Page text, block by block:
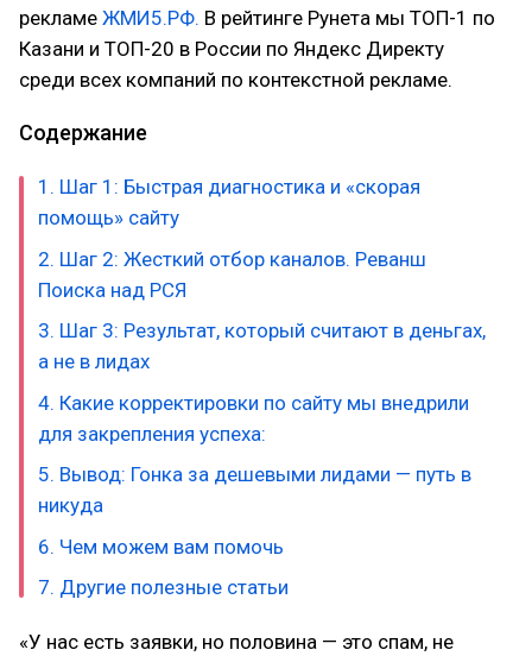
рекламе ЖМИ5.РФ. В рейтинге Рунета мы ТОП-1 по
Казани и ТОП-20 в России по Яндекс Директу
среди всех компаний по контекстной рекламе.
Содержание
1. Шаг 1: Быстрая диагностика и «скорая
помощь» сайту
2. Шаг 2: Жесткий отбор каналов. Реванш
Поиска над РСЯ
3. Шаг 3: Результат, который считают в деньгах,
а не в лидах
4. Какие корректировки по сайту мы внедрили
для закрепления успеха:
5. Вывод: Гонка за дешевыми лидами — путь в
никуда
6. Чем можем вам помочь
7. Другие полезные статьи
«У нас есть заявки, но половина — это спам, не